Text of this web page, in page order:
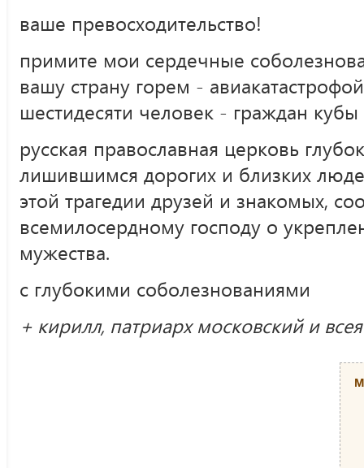
ваше превосходительство!
примите мои сердечные
вашу страну горем -
шестидесяти человек - граждан кубы
русская православная церковь
лишившимся дорогих и близких
этой трагедии друзей и знакомых,
всемилосердному господу о
мужества.
с глубокими соболезнованиями
+ кирилл, патриарх московский и